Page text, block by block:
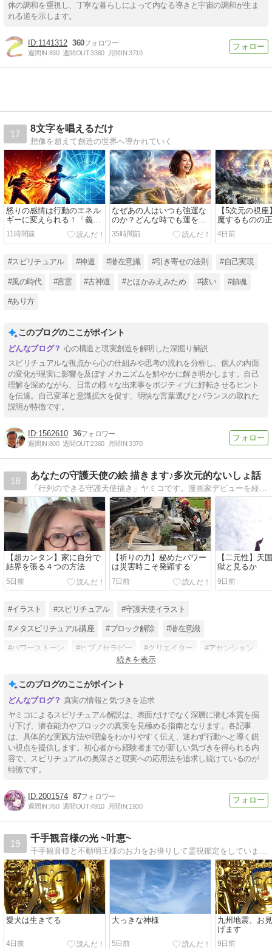
体の調和を重視し、丁寧な暮らしによって内なる導きと宇宙の調和が生ま
れる道を示します。
1141312 360
週間IN:830 週間OUT:3360 月間IN:3710
17
8文字を唱えるだけ
想像を超えて創造の世界へ導かれていく
怒りの感情は行動のエネル
ギーに変えられる！「義
憤」と「公（おおやけ）の
視座」で人生を動かす方法
11時間前
なぜあの人はいつも強運な
のか？どんな時でも運を味
方につけている人の「3つ
の特徴」とゼロリセット術
35時間前
【5次元の視
魔するものの
日々付着する
ルギー・邪気
ム
4日前
#スピリチュアル #神道 #潜在意識 #引き寄せの法則 #自己実現
#風の時代 #言霊 #古神道 #とほかみえみため #祓い #鎮魂
#あり方
このブログのここがポイント
心の構造と現実創造を解明した深掘り解説
スピリチュアルな視点から心の仕組みや思考の流れを分析し、個人の内面
の変化が現実に影響を及ぼすメカニズムを鮮やかに解き明かします。自己
理解を深めながら、日常の様々な出来事をポジティブに好転させるヒント
を伝達。自己変革と意識拡大を促す、明快な言葉選びとバランスの取れた
説明が特徴です。
1562610 36
週間IN:800 週間OUT:2360 月間IN:3370
18
あなたの守護天使の絵 描きます♪多次元的ないしょ話
「行列のできる守護天使描き」ヤミコです。漫画家デビューを経て、ヒーラー・カウンセラーになり、宇宙意識を学ぶメタスピ講座もやっている国際資格を持つ催眠療法士のブログ。
【超カンタン】家に自分で
結界を張る４つの方法
5日前
【祈りの力】秘めたパワー
は災害時こそ発顕する
7日前
【二元性】天
獄と見るか
9日前
#イラスト #スピリチュアル #守護天使イラスト
#メタスピリチュアル講座 #ブロック解除 #潜在意識
#パワーストーン #ヒプノセラピー #クリエイター #アセンション
続きを表示
このブログのここがポイント
真実の情報と気づきを追求
ヤミコによるスピリチュアル解説は、表面だけでなく深層に潜む本質を掘
り下げ、潜在能力やブロックの真実を見極める指南となります。各記事
は、具体的な実践方法や理論をわかりやすく伝え、迷わず行動へと導く鋭
い視点を提供します。初心者から経験者までが新しい気づきを得られる内
容で、スピリチュアルの奥深さと現実への応用法を追求し続けているのが
特徴です。
2001574 87
週間IN:760 週間OUT:4910 月間IN:1930
19
千手観音様の光 ~叶恵~
愛犬は生きてる
4日前
大っきな神様
5日前
九州地震、お
げます
9日前